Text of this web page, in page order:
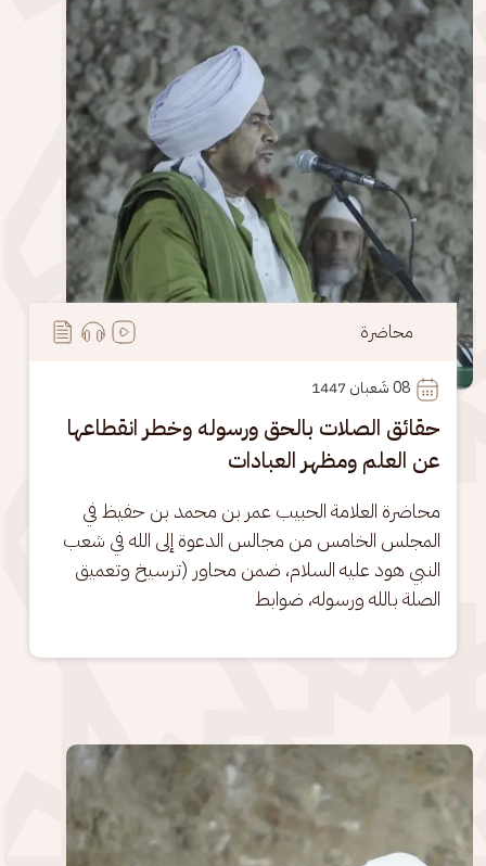
محاضرة
08 شَعبان 1447
حقائق الصلات بالحق ورسوله وخطر انقطاعها
عن العلم ومظهر العبادات
محاضرة العلامة الحبيب عمر بن محمد بن حفيظ في
المجلس الخامس من مجالس الدعوة إلى الله في شعب
النبي هود عليه السلام، ضمن محاور (ترسيخ وتعميق
الصلة بالله ورسوله، ضوابط
الصورة